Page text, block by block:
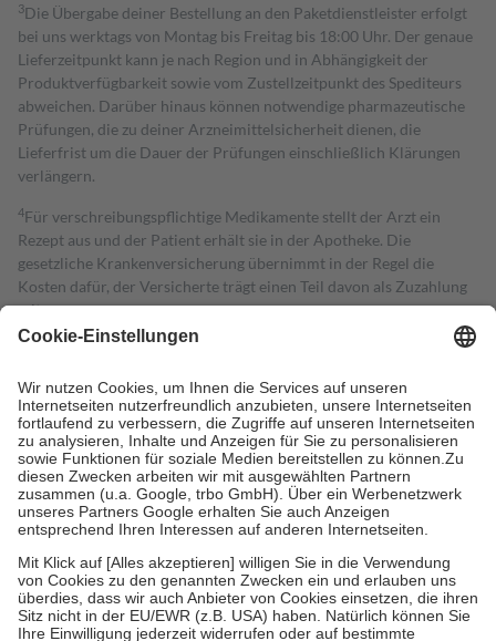
3Die Übergabe deiner Bestellung an den Paketdienstleister erfolgt
bei uns werktags von Montag bis Freitag bis 18:00 Uhr. Der genaue
Lieferzeitpunkt kann je nach Region und in Abhängigkeit der
Produktverfügbarkeit sowie vom Zustellzeitpunkt des Spediteurs
abweichen. Darüber hinaus können notwendige pharmazeutische
Prüfungen, die zu deiner Arzneimittelsicherheit dienen, die
Lieferfrist um die Dauer der Prüfungen einschließlich Klärungen
verlängern.
4Für verschreibungspflichtige Medikamente stellt der Arzt ein
Rezept aus und der Patient erhält sie in der Apotheke. Die
gesetzliche Krankenversicherung übernimmt in der Regel die
Kosten dafür, der Versicherte trägt einen Teil davon als Zuzahlung
mit.
Grundsätzlich leisten Mitglieder Zuzahlungen in Höhe von zehn
höchstens zehn Euro.
Es sind jedoch nie mehr als die tatsächlichen
Kosten der Leistung zu entrichten.
Diese Regeln gelten grundsätzlich auch für Online-Apotheken.
Bei Heilmitteln und häuslicher Krankenpflege beträgt die
Zuzahlung zehn Prozent der Kosten sowie zehn Euro je
Verordnung.
Um das Engagement der Versicherten für ihre eigene Gesundheit zu
stärken und die besondere Stellung der Familie zu unterstützen,
fallenkeine Zuzahlungenan bei:
• Kindern und Jugendlichen bis zum vollendeten 18. Lebensjahr
mit Ausnahme der Fahrkosten
• Untersuchungen zur Vorsorge und Früherkennung, die von der